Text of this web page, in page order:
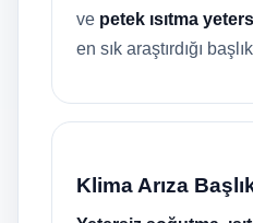
ve petek ısıtma
en sık araştırdığı
Klima Arıza